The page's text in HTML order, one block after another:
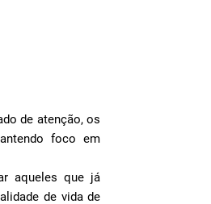
de atenção, os
foco em
aqueles que já
de vida de